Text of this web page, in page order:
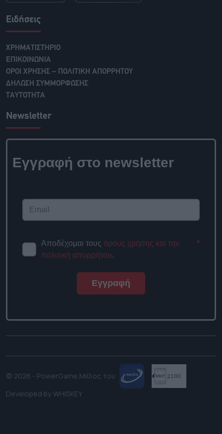
Ειδήσεις
ΧΡΗΜΑΤΙΣΤΗΡΙΟ
ΕΠΙΚΟΙΝΩΝΙΑ
ΟΡΟΙ ΧΡΗΣΗΣ – ΠΟΛΙΤΙΚΗ ΑΠΟΡΡΗΤΟΥ
ΔΗΛΩΣΗ ΣΥΜΜΟΡΦΩΣΗΣ
ΤΑΥΤΟΤΗΤΑ
Newsletter
Εγγραφή στο newsletter
Αποδέχομαι τους όρους χρήσης και την
πολιτική απορρήτου.
*
Εγγραφή
© 2026 - PowerGame.Μέλος του
Developed by WHISKEY